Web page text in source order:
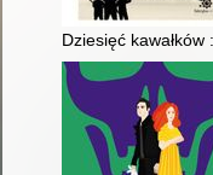
Dziesięć kawałków